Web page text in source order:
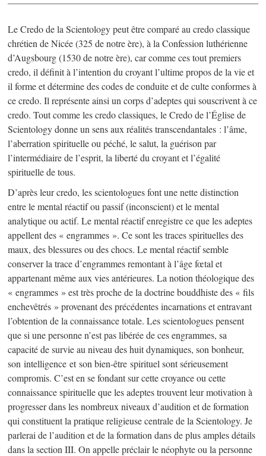
Le Credo de la Scientology peut être comparé au credo classique
chrétien de Nicée (325 de notre ère), à la Confession luthérienne
d’Augsbourg (1530 de notre ère), car comme ces tout premiers
credo, il définit à l’intention du croyant l’ultime propos de la vie et
il forme et détermine des codes de conduite et de culte conformes à
ce credo. Il représente ainsi un corps d’adeptes qui souscrivent à ce
credo. Tout comme les credo classiques, le Credo de l’Église de
Scientology donne un sens aux réalités transcendantales : l’âme,
l’aberration spirituelle ou péché, le salut, la guérison par
l’intermédiaire de l’esprit, la liberté du croyant et l’égalité
spirituelle de tous.
D’après leur credo, les scientologues font une nette distinction
entre le mental réactif ou passif (inconscient) et le mental
analytique ou actif. Le mental réactif enregistre ce que les adeptes
appellent des « engrammes ». Ce sont les traces spirituelles des
maux, des blessures ou des chocs. Le mental réactif semble
conserver la trace d’engrammes remontant à l’âge fœtal et
appartenant même aux vies antérieures. La notion théologique des
« engrammes » est très proche de la doctrine bouddhiste des « fils
enchevêtrés » provenant des précédentes incarnations et entravant
l’obtention de la connaissance totale. Les scientologues pensent
que si une personne n’est pas libérée de ces engrammes, sa
capacité de survie au niveau des huit dynamiques, son bonheur,
son intelligence et son bien-être spirituel sont sérieusement
compromis. C’est en se fondant sur cette croyance ou cette
connaissance spirituelle que les adeptes trouvent leur motivation à
progresser dans les nombreux niveaux d’audition et de formation
qui constituent la pratique religieuse centrale de la Scientology. Je
parlerai de l’audition et de la formation dans de plus amples détails
dans la section III. On appelle préclair le néophyte ou la personne